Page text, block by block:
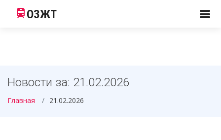
ОЗЖТ
Новости за: 21.02.2026
Главная 21.02.2026